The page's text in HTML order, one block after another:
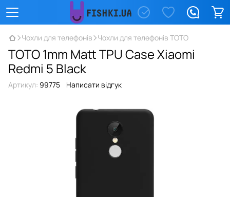
Чохли для телефонів Чохли для телефонів TOTO
TOTO 1mm Matt TPU Case Xiaomi
Redmi 5 Black
Артикул: 99775 Написати відгук